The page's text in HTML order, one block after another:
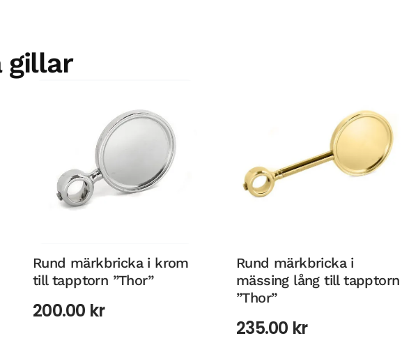
gillar
Rund märkbricka i krom
till tapptorn ”Thor”
200.00 kr
Rund märkbricka i
mässing lång till tapptorn
”Thor”
235.00 kr